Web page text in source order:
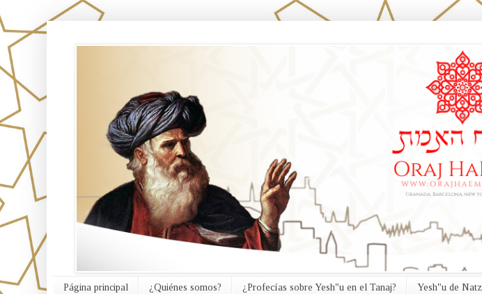
Página principal ¿Quiénes somos? ¿Profecías sobre Yesh"u en el Tanaj?